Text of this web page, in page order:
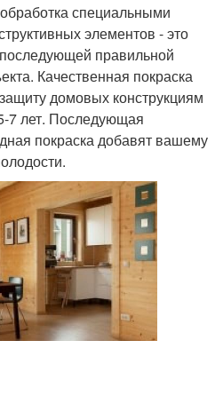
специальными
элементов - это
правильной
Качественная покраска
домовых конструкциям
7 лет. Последующая
покраска добавят вашему